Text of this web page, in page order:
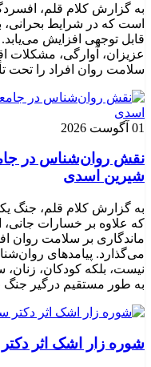
به گزارش کلام قلم،
است که در شرایط بحرانی،
قابل توجهی افزایش
عزیزان، آوارگی، مشکلات
سلامت روان افراد را تحت
01 آگوست 2026
نقش روان‌شناس در
شیرین اسدی
به گزارش کلام قلم، جنگ
که علاوه بر خسارات جانی،
ماندگاری بر سلامت روان
می‌گذارد. پیامدهای
نیست، بلکه کودکان، زنان،
به طور مستقیم درگیر جنگ
شوره زار اشک اثر